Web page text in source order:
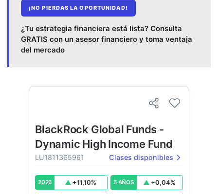
¡NO PIERDAS LA OPORTUNIDAD!
¿Tu estrategia financiera está lista? Consulta
GRATIS con un asesor financiero y toma ventaja
del mercado
BlackRock Global Funds -
Dynamic High Income Fund
LU1811365961 Clases disponibles
2026 +11,10% 5 AÑOS +0,04%